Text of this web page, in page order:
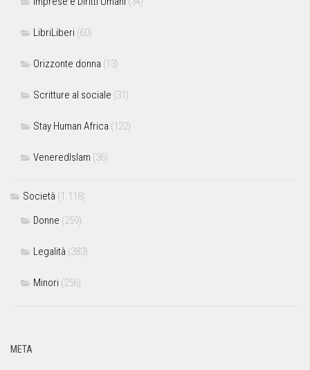
LibriLiberi (60)
Orizzonte donna (13)
Scritture al sociale (31)
Stay Human Africa (122)
VeneredIslam (36)
Società (1.118)
Donne (259)
Legalità (383)
Minori (256)
META